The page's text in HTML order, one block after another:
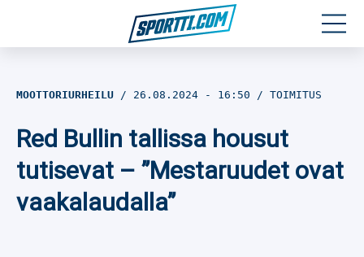
Jalkapallo
Yleisurheilu
MOOTTORIURHEILU 26.08.2024 - 16:50 TOIMITUS
Red Bullin tallissa housut
tutisevat – ”Mestaruudet ovat
vaakalaudalla”